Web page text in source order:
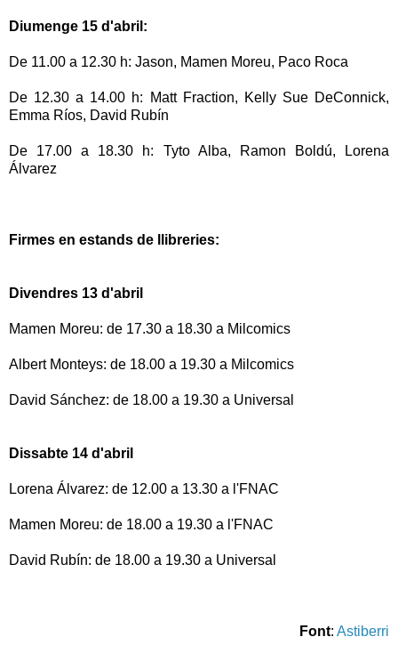
Diumenge 15 d'abril:
De 11.00 a 12.30 h: Jason, Mamen Moreu, Paco Roca
De 12.30 a 14.00 h: Matt Fraction, Kelly Sue DeConnick,
Emma Ríos, David Rubín
De 17.00 a 18.30 h: Tyto Alba, Ramon Boldú, Lorena
Álvarez
Firmes en estands de llibreries:
Divendres 13 d'abril
Mamen Moreu: de 17.30 a 18.30 a Milcomics
Albert Monteys: de 18.00 a 19.30 a Milcomics
David Sánchez: de 18.00 a 19.30 a Universal
Dissabte 14 d'abril
Lorena Álvarez: de 12.00 a 13.30 a l'FNAC
Mamen Moreu: de 18.00 a 19.30 a l'FNAC
David Rubín: de 18.00 a 19.30 a Universal
Font: Astiberri